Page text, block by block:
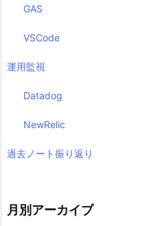
GAS
VSCode
運用監視
Datadog
NewRelic
過去ノート振り返り
月別アーカイブ